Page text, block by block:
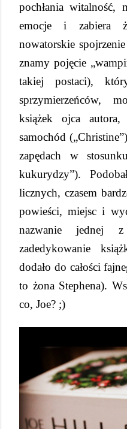
pochłania witalność,
emocje i zabiera
nowatorskie
znamy pojęcie
takiej postaci),
sprzymierzeńców,
książek ojca
samochód
zapędach w
kukurydzy”).
licznych, czasem
powieści, miejsc i
nazwanie jednej
zadedykowanie
dodało do całości
to żona Stephena).
co, Joe? ;)